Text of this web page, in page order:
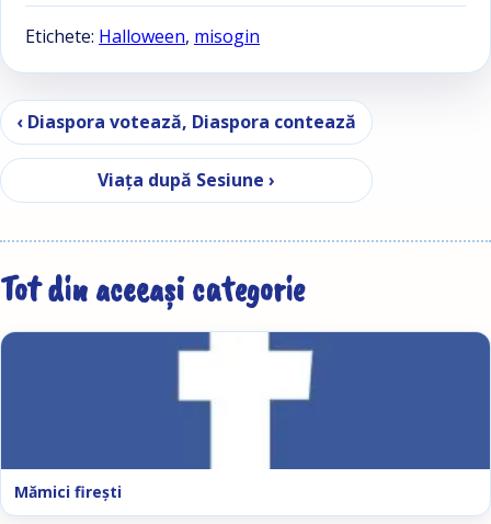
Etichete: Halloween, misogin
Navigare în articole
‹ Diaspora votează, Diaspora contează
Viaţa după Sesiune ›
Tot din aceeași categorie
Mămici fireşti